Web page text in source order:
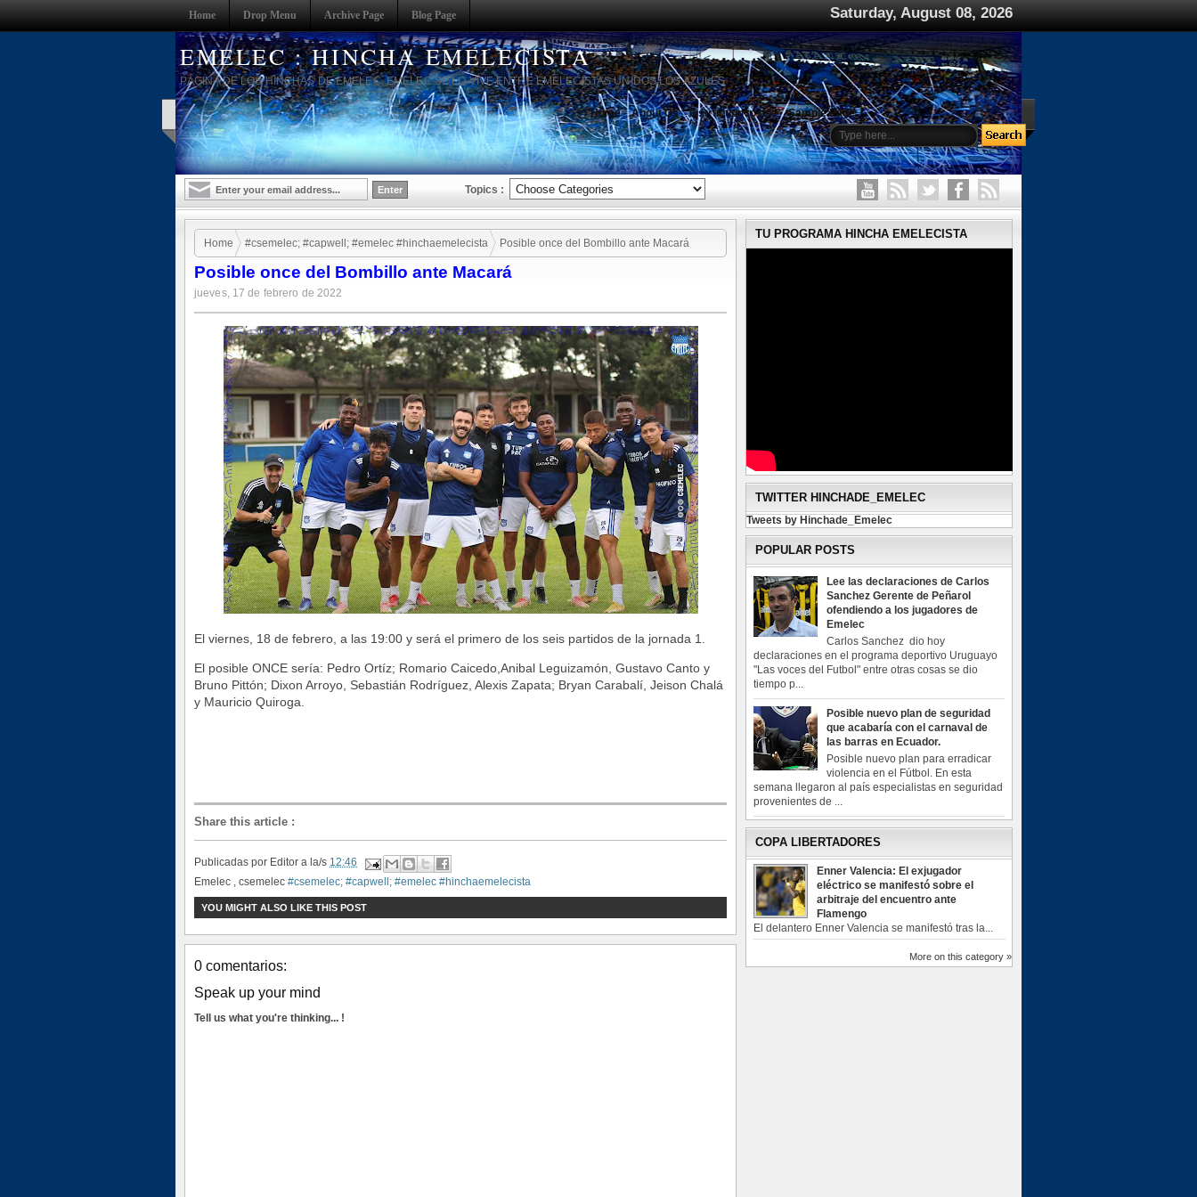
Home Drop Menu Archive Page Blog Page Saturday, August 08, 2026
EMELEC : HINCHA EMELECISTA
PÁGINA DE LOS HINCHAS DE EMELEC. EMELEC SE LO VIVE ENTRE EMELECISTAS UNIDOS LOS AZULES
Home About Us Instruction to use Sample Page
Topics :
Home #csemelec; #capwell; #emelec #hinchaemelecista Posible once del Bombillo ante Macará
Posible once del Bombillo ante Macará
jueves, 17 de febrero de 2022
El viernes, 18 de febrero, a las 19:00 y será el primero de los seis partidos de la jornada 1.
El posible ONCE sería: Pedro Ortíz; Romario Caicedo,Anibal Leguizamón, Gustavo Canto y
Bruno Pittón; Dixon Arroyo, Sebastián Rodríguez, Alexis Zapata; Bryan Carabalí, Jeison Chalá
y Mauricio Quiroga.
Share this article :
Publicadas por Editor a la/s 12:46
Emelec , csemelec #csemelec; #capwell; #emelec #hinchaemelecista
YOU MIGHT ALSO LIKE THIS POST
0 comentarios:
Speak up your mind
Tell us what you're thinking... !
TU PROGRAMA HINCHA EMELECISTA
TWITTER HINCHADE_EMELEC
Tweets by Hinchade_Emelec
POPULAR POSTS
Lee las declaraciones de Carlos
Sanchez Gerente de Peñarol
ofendiendo a los jugadores de
Emelec
Carlos Sanchez dio hoy
declaraciones en el programa deportivo Uruguayo
"Las voces del Futbol" entre otras cosas se dio
tiempo p...
Posible nuevo plan de seguridad
que acabaría con el carnaval de
las barras en Ecuador.
Posible nuevo plan para erradicar
violencia en el Fútbol. En esta
semana llegaron al país especialistas en seguridad
provenientes de ...
COPA LIBERTADORES
Enner Valencia: El exjugador
eléctrico se manifestó sobre el
arbitraje del encuentro ante
Flamengo
El delantero Enner Valencia se manifestó tras la...
More on this category »